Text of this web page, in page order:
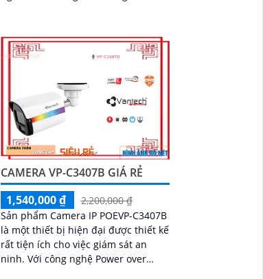
kiện thời tiết
CAMERA VP-C3407B GIÁ RẺ
1,540,000 ₫
2,200,000 ₫
Sản phẩm Camera IP POEVP-C3407B
là một thiết bị hiện đại được thiết kế
rất tiện ích cho việc giám sát an
ninh. Với công nghệ Power over